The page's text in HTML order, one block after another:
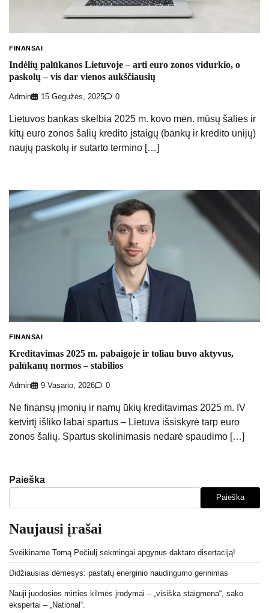
FINANSAI
Indėlių palūkanos Lietuvoje – arti euro zonos vidurkio, o
paskolų – vis dar vienos aukščiausių
Admin 15 Gegužės, 2025 0
Lietuvos bankas skelbia 2025 m. kovo mėn. mūsų šalies ir
kitų euro zonos šalių kredito įstaigų (bankų ir kredito unijų)
naujų paskolų ir sutarto termino […]
FINANSAI
Kreditavimas 2025 m. pabaigoje ir toliau buvo aktyvus,
palūkanų normos – stabilios
Admin 9 Vasario, 2026 0
Ne finansų įmonių ir namų ūkių kreditavimas 2025 m. IV
ketvirtį išliko labai spartus – Lietuva išsiskyrė tarp euro
zonos šalių. Spartus skolinimasis nedarė spaudimo […]
Paieška
Paieška
Naujausi įrašai
Sveikiname Tomą Pečiulį sėkmingai apgynus daktaro disertaciją!
Didžiausias dėmesys: pastatų energinio naudingumo gerinimas
Nauji juodosios mirties kilmės įrodymai – „visiška staigmena“, sako
ekspertai – „National“.